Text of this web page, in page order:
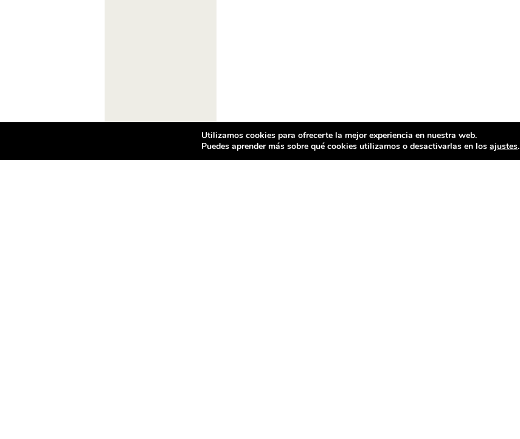
Utilizamos cookies para ofrecerte la mejor experiencia en nuestra web.
Puedes aprender más sobre qué cookies utilizamos o desactivarlas en losajustes.